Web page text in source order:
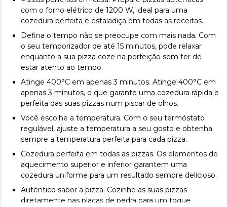
com o forno elétrico de 1200 W, ideal para uma
cozedura perfeita e estaladiça em todas as receitas.
Defina o tempo não se preocupe com mais nada. Com
o seu temporizador de até 15 minutos, pode relaxar
enquanto a sua pizza coze na perfeição sem ter de
estar atento ao tempo.
Atinge 400°C em apenas 3 minutos. Atinge 400°C em
apenas 3 minutos, o que garante uma cozedura rápida e
perfeita das suas pizzas num piscar de olhos.
Você escolhe a temperatura. Com o seu termóstato
regulável, ajuste a temperatura a seu gosto e obtenha
sempre a temperatura perfeita para cada pizza.
Cozedura perfeita em todas as pizzas. Os elementos de
aquecimento superior e inferior garantem uma
cozedura uniforme para um resultado sempre delicioso.
Autêntico sabor a pizza. Cozinhe as suas pizzas
diretamente nas placas de pedra para um toque